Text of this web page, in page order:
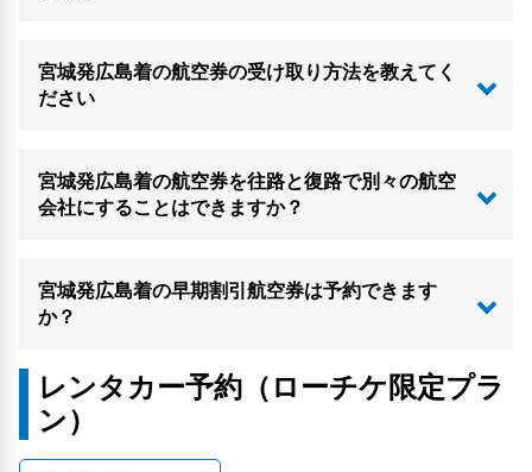
宮城発広島着の航空券の受け取り方法を教えてく
ださい
宮城発広島着の航空券を往路と復路で別々の航空
会社にすることはできますか？
宮城発広島着の早期割引航空券は予約できます
か？
レンタカー予約（ローチケ限定プラ
ン）